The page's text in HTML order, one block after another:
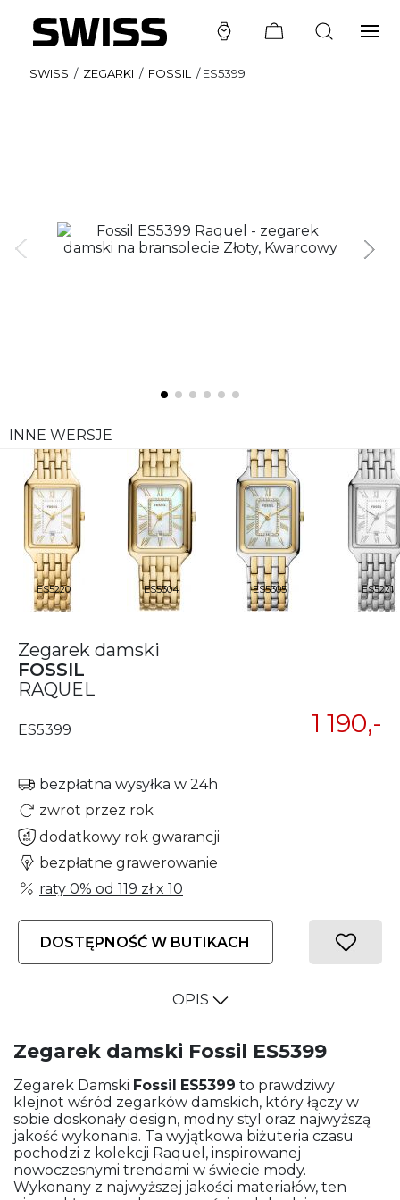
SWISS / ZEGARKI / FOSSIL /ES5399
INNE WERSJE
ES5220 ES5304 ES5305 ES5221
Zegarek damski
FOSSIL
RAQUEL
ES5399 1 190,-
bezpłatna wysyłka w 24h
zwrot przez rok
dodatkowy rok gwarancji
bezpłatne grawerowanie
raty 0% od 119 złx 10
DOSTĘPNOŚĆ W BUTIKACH
OPIS
Zegarek damski Fossil ES5399
Zegarek Damski Fossil ES5399 to prawdziwy
klejnot wśród zegarków damskich, który łączy w
sobie doskonały design, modny styl oraz najwyższą
jakość wykonania. Ta wyjątkowa biżuteria czasu
pochodzi z kolekcji Raquel, inspirowanej
nowoczesnymi trendami w świecie mody.
Wykonany z najwyższej jakości materiałów, ten